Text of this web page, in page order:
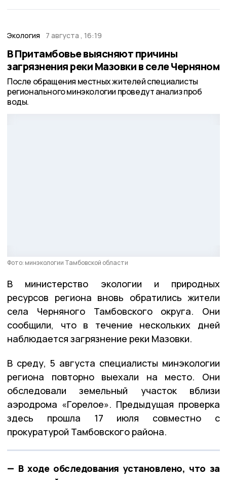
Экология 7 августа , 16:19
В Притамбовье выясняют причины
загрязнения реки Мазовки в селе Черняном
После обращения местных жителей специалисты
регионального минэкологии проведут анализ проб
воды.
Фото: минэкологии Тамбовской области
В министерство экологии и природных
ресурсов региона вновь обратились жители
села Черняного Тамбовского округа. Они
сообщили, что в течение нескольких дней
наблюдается загрязнение реки Мазовки.
В среду, 5 августа специалисты минэкологии
региона повторно выехали на место. Они
обследовали земельный участок вблизи
аэродрома «Горелое». Предыдущая проверка
здесь прошла 17 июля совместно с
прокуратурой Тамбовского района.
— В ходе обследования установлено, что за